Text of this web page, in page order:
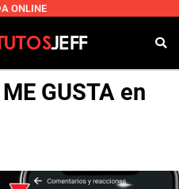
ONLINE
GUSTA en